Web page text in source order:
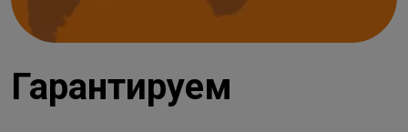
Гарантируем